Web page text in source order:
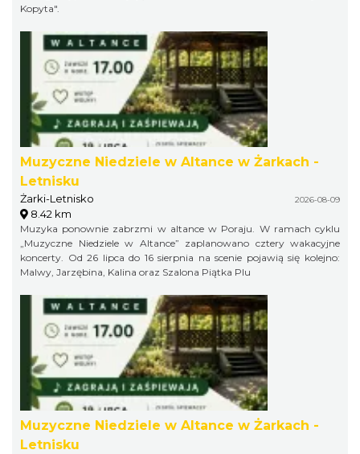
Kopyta".
Muzyczne Niedziele w Altance w Żarkach -
Letnisku
Żarki-Letnisko 2026-08-09
8.42 km
Muzyka ponownie zabrzmi w altance w Poraju. W ramach cyklu
„Muzyczne Niedziele w Altance” zaplanowano cztery wakacyjne
koncerty. Od 26 lipca do 16 sierpnia na scenie pojawią się kolejno:
Malwy, Jarzębina, Kalina oraz Szalona Piątka Plu
Muzyczne Niedziele w Altance w Żarkach -
Letnisku